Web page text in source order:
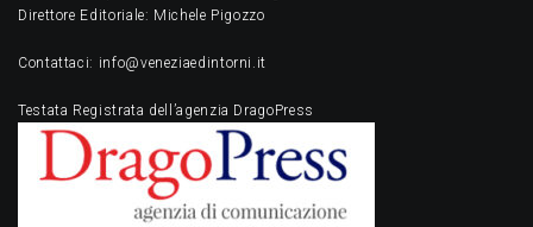
Direttore Editoriale: Michele Pigozzo
Contattaci: info@veneziaedintorni.it
Testata Registrata dell’agenzia DragoPress